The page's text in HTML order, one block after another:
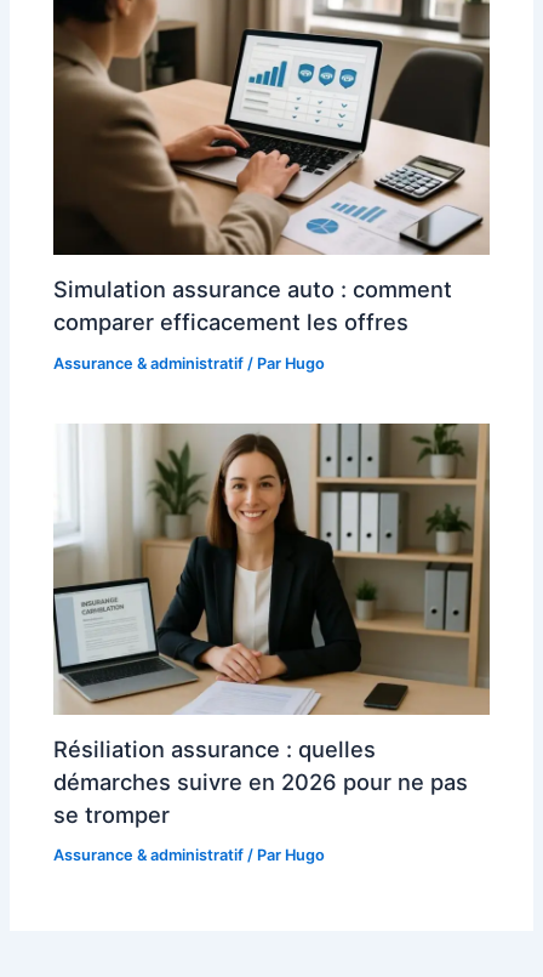
Simulation assurance auto : comment
comparer efficacement les offres
Assurance & administratif / Par Hugo
Résiliation assurance : quelles
démarches suivre en 2026 pour ne pas
se tromper
Assurance & administratif / Par Hugo